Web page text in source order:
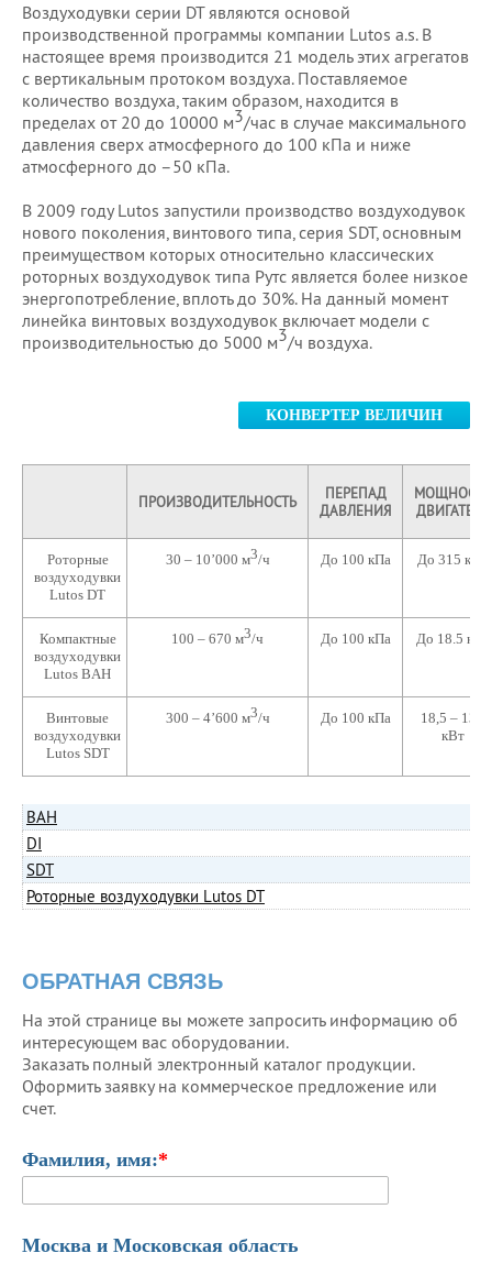
Воздуходувки серии DT являются основой
производственной программы компании Lutos a.s. В
настоящее время производится 21 модель этих агрегатов
с вертикальным протоком воздуха. Поставляемое
количество воздуха, таким образом, находится в
пределах от 20 до 10000 м3/час в случае максимального
давления сверх атмосферного до 100 кПа и ниже
атмосферного до –50 кПа.
В 2009 году Lutos запустили производство воздуходувок
нового поколения, винтового типа, серия SDT, основным
преимуществом которых относительно классических
роторных воздуходувок типа Рутс является более низкое
энергопотребление, вплоть до 30%. На данный момент
линейка винтовых воздуходувок включает модели с
производительностью до 5000 м3/ч воздуха.
КОНВЕРТЕР ВЕЛИЧИН
ПРОИЗВОДИТЕЛЬНОСТЬ
ПЕРЕПАД
ДАВЛЕНИЯ
МОЩНОСТЬ
ДВИГАТЕЛЯ
Роторные
воздуходувки
Lutos DT
30 – 10’000 м3/ч До 100 кПа До 315 кВт
Компактные
воздуходувки
Lutos BAH
100 – 670 м3/ч До 100 кПа До 18.5 кВт
Винтовые
воздуходувки
Lutos SDT
300 – 4’600 м3/ч До 100 кПа
18,5 – 132
кВт
BAH
DI
SDT
Роторные воздуходувки Lutos DT
ОБРАТНАЯ СВЯЗЬ
На этой странице вы можете запросить информацию об
интересующем вас оборудовании.
Заказать полный электронный каталог продукции.
Оформить заявку на коммерческое предложение или
счет.
Фамилия, имя:*
Москва и Московская область